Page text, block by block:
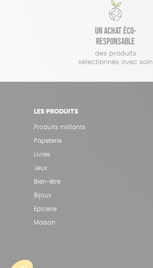
Un achat éco-
responsable
des produits
sélectionnés avec soin
LES PRODUITS
Produits militants
Papeterie
Livres
Jeux
Bien-être
Bijoux
Epicerie
Maison